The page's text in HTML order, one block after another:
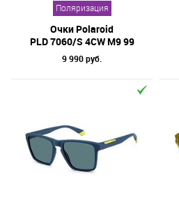
Поляризация
Очки Polaroid
PLD 7060/S 4CW M9 99
9 990 руб.